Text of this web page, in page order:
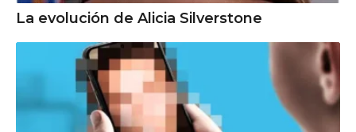
La evolución de Alicia Silverstone